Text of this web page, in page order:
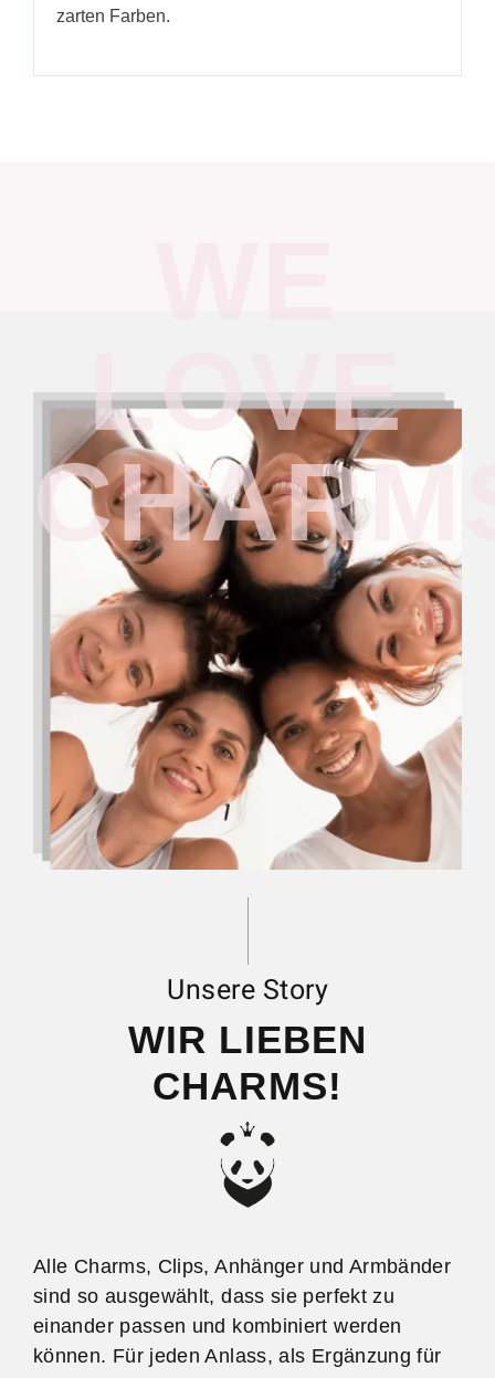
zarten Farben.
LOVE
Unsere Story
WIR LIEBEN
CHARMS!
Alle Charms, Clips, Anhänger und Armbänder
sind so ausgewählt, dass sie perfekt zu
einander passen und kombiniert werden
können. Für jeden Anlass, als Ergänzung für